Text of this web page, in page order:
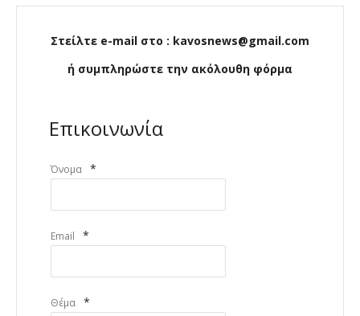
Στείλτε e-mail στο : kavosnews@gmail.com
ή συμπληρώστε την ακόλουθη φόρμα
Επικοινωνία
Όνομα *
Email *
Θέμα *